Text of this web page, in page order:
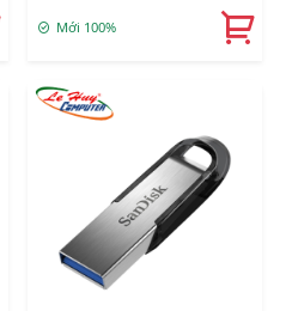
Mới 100%